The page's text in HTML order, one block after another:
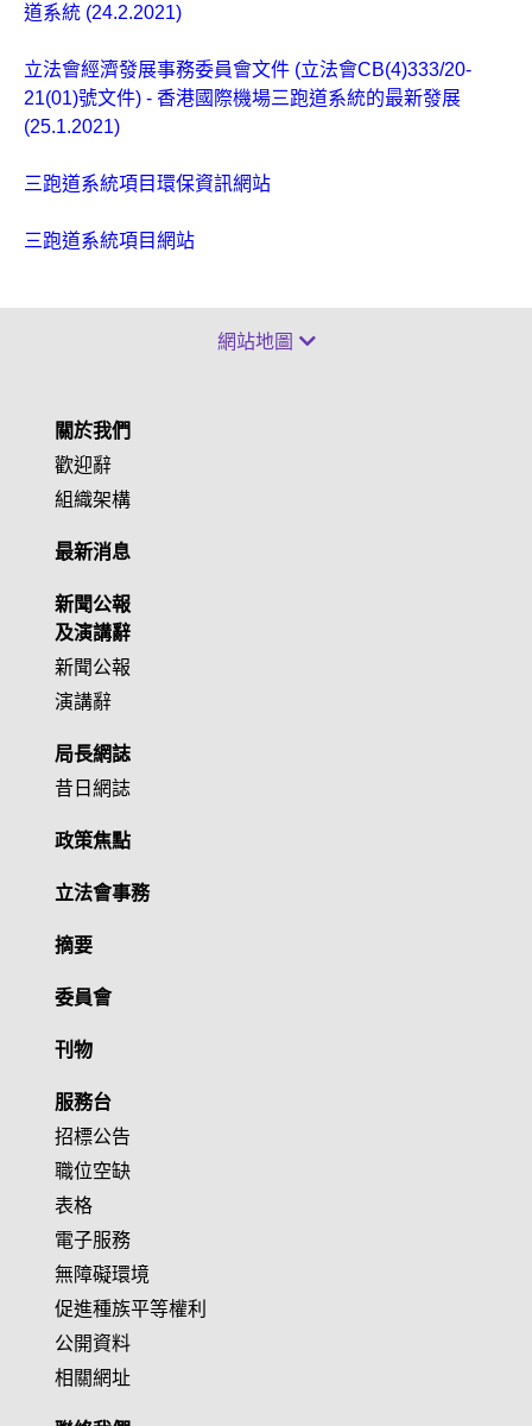
道系統 (24.2.2021)
立法會經濟發展事務委員會文件 (立法會CB(4)333/20-
21(01)號文件) - 香港國際機場三跑道系統的最新發展
(25.1.2021)
三跑道系統項目環保資訊網站
三跑道系統項目網站
網站地圖
關於我們
歡迎辭
組織架構
最新消息
新聞公報
及演講辭
新聞公報
演講辭
局長網誌
昔日網誌
政策焦點
立法會事務
摘要
委員會
刊物
服務台
招標公告
職位空缺
表格
電子服務
無障礙環境
促進種族平等權利
公開資料
相關網址